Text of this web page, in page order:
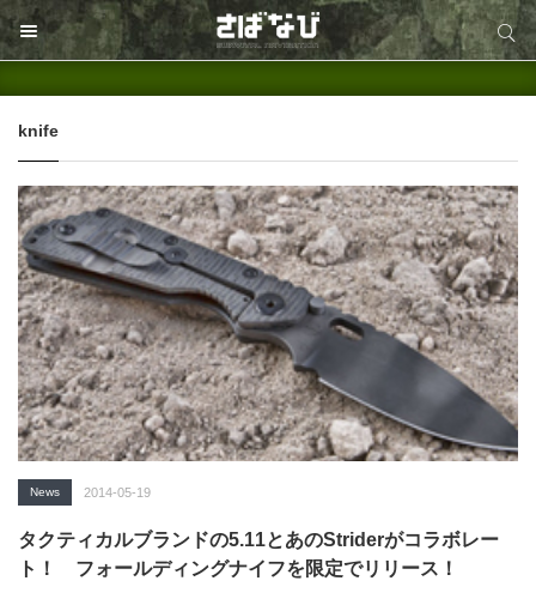
サイト内検索
knife
News 2014-05-19
タクティカルブランドの5.11とあのStriderがコラボレー
ト！ フォールディングナイフを限定でリリース！
サイト内検索